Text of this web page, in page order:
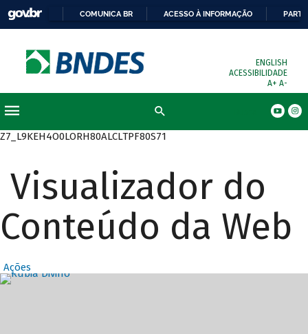
COMUNICA BR ACESSO À INFORMAÇÃO
ENGLISH
ACESSIBILIDADE
A+ A-
Z7_L9KEH4O0LORH80ALCLTPF80S71
Visualizador do
Conteúdo da Web
Ações
Destaques